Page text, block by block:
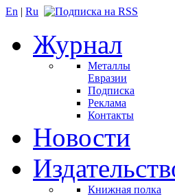
En | Ru
Журнал
Металлы
Евразии
Подписка
Реклама
Контакты
Новости
Книжная полка